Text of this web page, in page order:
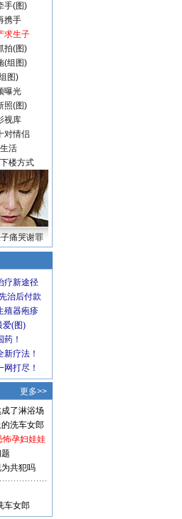
手(图)
携手
求生子
拍(图)
(组图)
图)
曝光
照(图)
视库
对情侣
活
楼方式
痛哭谢罪
更多>>
了淋浴场
洗车女郎
怖孕妇娃娃
共犯吗
车女郎